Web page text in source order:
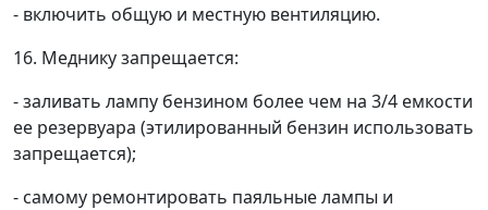
- включить общую и местную вентиляцию.
16. Меднику запрещается:
- заливать лампу бензином более чем на 3/4 емкости
ее резервуара (этилированный бензин использовать
запрещается);
- самому ремонтировать паяльные лампы и